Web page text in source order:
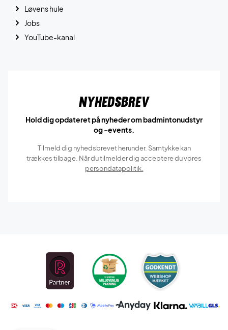
Løvens hule
Jobs
YouTube-kanal
Nyhedsbrev
Hold dig opdateret på nyheder om badmintonudstyr
og -events.
Tilmeld dig nyhedsbrevet herunder. Samtykke kan
trækkes tilbage. Når du tilmelder dig acceptere du vores
persondatapolitik.